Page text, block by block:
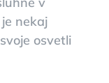
nekaj
osvetli